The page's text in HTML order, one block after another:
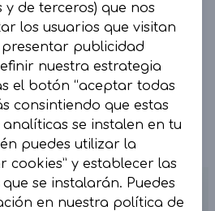
marrón
Escote en pico y
de terceros) que nos
los usuarios que visitan
publicidad
nuestra estrategia
el botón “aceptar todas
consintiendo que estas
se instalen en tu
puedes utilizar la
cookies” y establecer las
se instalarán. Puedes
en nuestra política de